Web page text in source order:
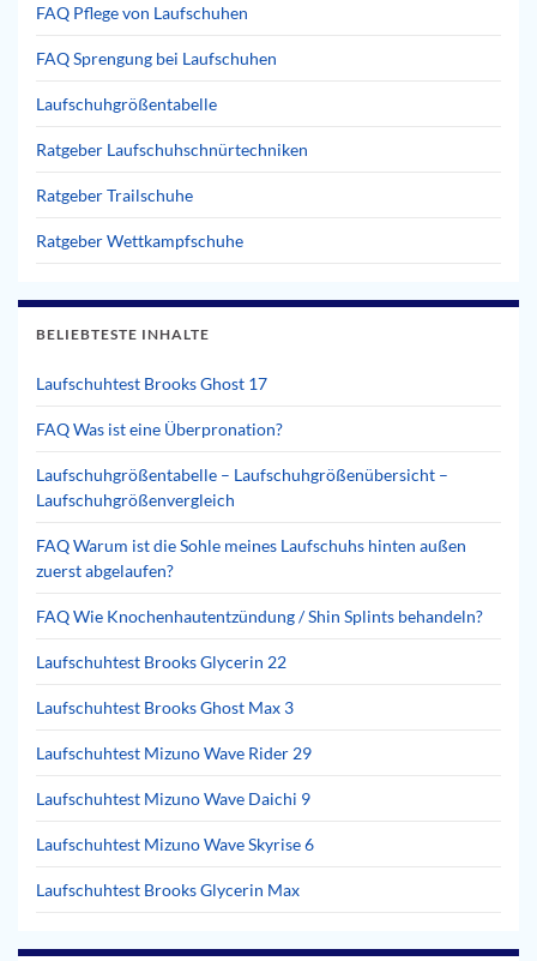
FAQ Pflege von Laufschuhen
FAQ Sprengung bei Laufschuhen
Laufschuhgrößentabelle
Ratgeber Laufschuhschnürtechniken
Ratgeber Trailschuhe
Ratgeber Wettkampfschuhe
BELIEBTESTE INHALTE
Laufschuhtest Brooks Ghost 17
FAQ Was ist eine Überpronation?
Laufschuhgrößentabelle – Laufschuhgrößenübersicht –
Laufschuhgrößenvergleich
FAQ Warum ist die Sohle meines Laufschuhs hinten außen
zuerst abgelaufen?
FAQ Wie Knochenhautentzündung / Shin Splints behandeln?
Laufschuhtest Brooks Glycerin 22
Laufschuhtest Brooks Ghost Max 3
Laufschuhtest Mizuno Wave Rider 29
Laufschuhtest Mizuno Wave Daichi 9
Laufschuhtest Mizuno Wave Skyrise 6
Laufschuhtest Brooks Glycerin Max